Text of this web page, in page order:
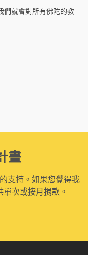
們就會對所有佛陀的教
畫
支持。如果您覺得我
次或按月捐款。